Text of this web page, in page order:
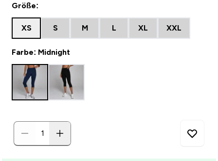
Größe:
XS S M L XL XXL
Farbe: Midnight